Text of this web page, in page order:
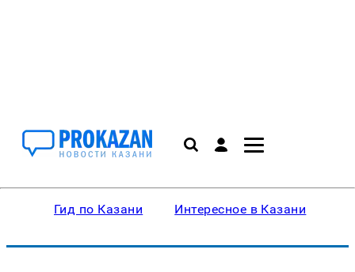
Гид по Казани Интересное в Казани